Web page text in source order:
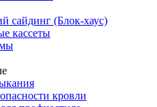
сайдинг (Блок-хаус)
кассеты
кровли